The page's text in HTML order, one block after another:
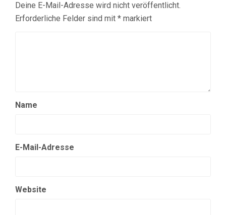
Deine E-Mail-Adresse wird nicht veröffentlicht.
Erforderliche Felder sind mit * markiert
Name
E-Mail-Adresse
Website